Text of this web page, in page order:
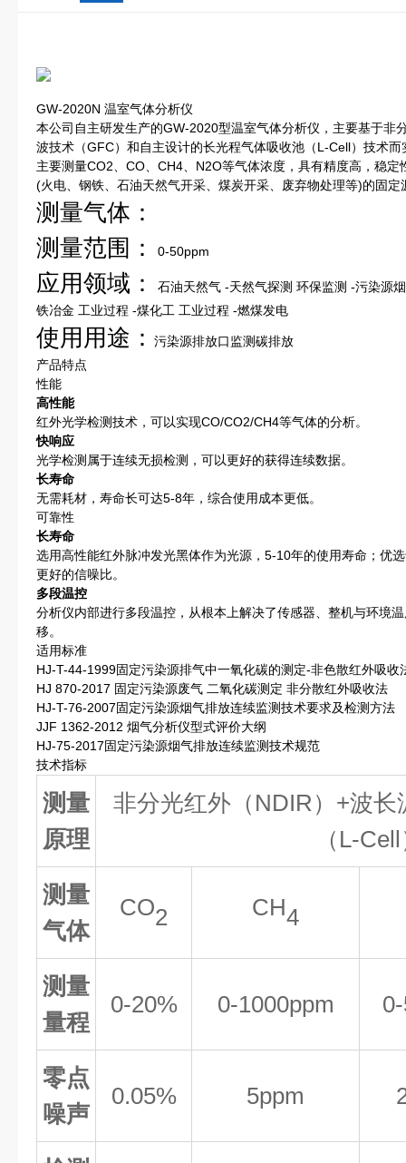
GW-2020N 温室气体分析仪
本公司自主研发生产的GW-2020型温室气体分析仪，主要基于非
波技术（GFC）和自主设计的长光程气体吸收池（L-Cell）技术
主要测量CO2、CO、CH4、N2O等气体浓度，具有精度高，稳
(火电、钢铁、石油天然气开采、煤炭开采、废弃物处理等)的固
测量气体：
测量范围：
0-50ppm
应用领域：
石油天然气 -天然气探测 环保监测 -污染源
铁冶金 工业过程 -煤化工 工业过程 -燃煤发电
使用用途：
污染源排放口监测碳排放
产品特点
性能
高性能
红外光学检测技术，可以实现CO/CO2/CH4等气体的分析。
快响应
光学检测属于连续无损检测，可以更好的获得连续数据。
长寿命
无需耗材，寿命长可达5-8年，综合使用成本更低。
可靠性
长寿命
选用高性能红外脉冲发光黑体作为光源，5-10年的使用寿命；优
更好的信噪比。
多段温控
分析仪内部进行多段温控，从根本上解决了传感器、整机与环境
移。
适用标准
HJ-T-44-1999固定污染源排气中一氧化碳的测定-非色散红外吸收
HJ 870-2017 固定污染源废气 二氧化碳测定 非分散红外吸收法
HJ-T-76-2007固定污染源烟气排放连续监测技术要求及检测方法
JJF 1362-2012 烟气分析仪型式评价大纲
HJ-75-2017固定污染源烟气排放连续监测技术规范
技术指标
测量
原理
非分光红外（NDIR）+波
（L-
测量
气体
CO2 CH4
测量
量程
0-20% 0-1000ppm
零点
噪声
0.05% 5ppm